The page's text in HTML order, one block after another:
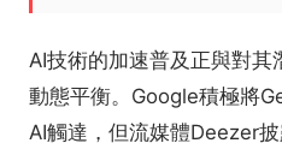
AI技術的加速普及正與對
動態平衡。Google積極將
AI觸達，但流媒體Deezer